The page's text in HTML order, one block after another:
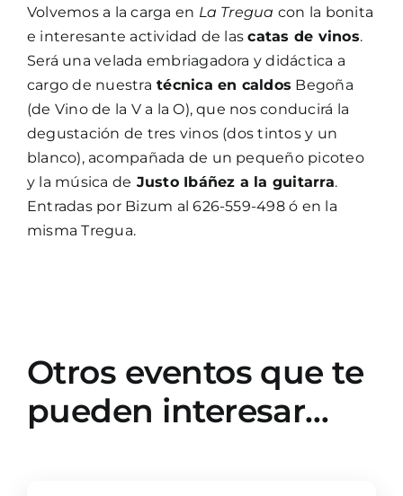
Volvemos a la carga en La Tregua con la bonita
e interesante actividad de lascatas de vinos.
Será una velada embriagadora y didáctica a
cargo de nuestra técnica en caldos Begoña
(de Vino de la V a la O), que nos conducirá la
degustación de tres vinos (dos tintos y un
blanco), acompañada de un pequeño picoteo
y la música de Justo Ibáñez a la guitarra.
Entradas por Bizum al 626-559-498 ó en la
misma Tregua.
Otros eventos que te
pueden interesar…